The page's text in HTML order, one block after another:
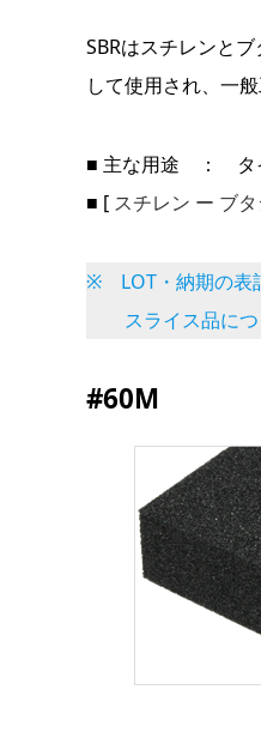
SBRはスチレンと
して使用され、一
■ 主な用途 ： タ
■ [ スチレン ー ブ
※ LOT・納期の表
スライス品につ
#60M